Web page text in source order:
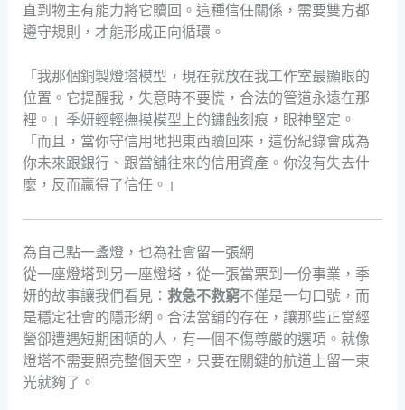
直到物主有能力將它贖回。這種信任關係，需要雙方都
遵守規則，才能形成正向循環。
「我那個銅製燈塔模型，現在就放在我工作室最顯眼的
位置。它提醒我，失意時不要慌，合法的管道永遠在那
裡。」季妍輕輕撫摸模型上的鏽蝕刻痕，眼神堅定。
「而且，當你守信用地把東西贖回來，這份紀錄會成為
你未來跟銀行、跟當舖往來的信用資產。你沒有失去什
麼，反而贏得了信任。」
為自己點一盞燈，也為社會留一張網
從一座燈塔到另一座燈塔，從一張當票到一份事業，季
妍的故事讓我們看見： 救急不救窮不僅是一句口號，而
是穩定社會的隱形網。合法當舖的存在，讓那些正當經
營卻遭遇短期困頓的人，有一個不傷尊嚴的選項。就像
燈塔不需要照亮整個天空，只要在關鍵的航道上留一束
光就夠了。